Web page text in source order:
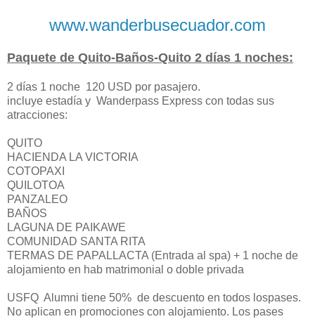
www.wanderbusecuador.com
Paquete de Quito-Baños-Quito 2 días 1 noches:
2 días 1 noche 120 USD por pasajero.
incluye estadía y Wanderpass Express con todas sus
atracciones:
QUITO
HACIENDA LA VICTORIA
COTOPAXI
QUILOTOA
PANZALEO
BAÑOS
LAGUNA DE PAIKAWE
COMUNIDAD SANTA RITA
TERMAS DE PAPALLACTA (Entrada al spa) + 1 noche de
alojamiento en hab matrimonial o doble privada
USFQ Alumni tiene 50% de descuento en todos lospases.
No aplican en promociones con alojamiento. Los pases